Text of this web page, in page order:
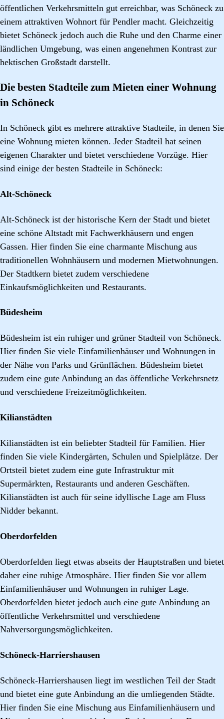
öffentlichen Verkehrsmitteln gut erreichbar, was Schöneck zu
einem attraktiven Wohnort für Pendler macht. Gleichzeitig
bietet Schöneck jedoch auch die Ruhe und den Charme einer
ländlichen Umgebung, was einen angenehmen Kontrast zur
hektischen Großstadt darstellt.
Die besten Stadteile zum Mieten einer Wohnung
in Schöneck
In Schöneck gibt es mehrere attraktive Stadteile, in denen Sie
eine Wohnung mieten können. Jeder Stadteil hat seinen
eigenen Charakter und bietet verschiedene Vorzüge. Hier
sind einige der besten Stadteile in Schöneck:
Alt-Schöneck
Alt-Schöneck ist der historische Kern der Stadt und bietet
eine schöne Altstadt mit Fachwerkhäusern und engen
Gassen. Hier finden Sie eine charmante Mischung aus
traditionellen Wohnhäusern und modernen Mietwohnungen.
Der Stadtkern bietet zudem verschiedene
Einkaufsmöglichkeiten und Restaurants.
Büdesheim
Büdesheim ist ein ruhiger und grüner Stadteil von Schöneck.
Hier finden Sie viele Einfamilienhäuser und Wohnungen in
der Nähe von Parks und Grünflächen. Büdesheim bietet
zudem eine gute Anbindung an das öffentliche Verkehrsnetz
und verschiedene Freizeitmöglichkeiten.
Kilianstädten
Kilianstädten ist ein beliebter Stadteil für Familien. Hier
finden Sie viele Kindergärten, Schulen und Spielplätze. Der
Ortsteil bietet zudem eine gute Infrastruktur mit
Supermärkten, Restaurants und anderen Geschäften.
Kilianstädten ist auch für seine idyllische Lage am Fluss
Nidder bekannt.
Oberdorfelden
Oberdorfelden liegt etwas abseits der Hauptstraßen und bietet
daher eine ruhige Atmosphäre. Hier finden Sie vor allem
Einfamilienhäuser und Wohnungen in ruhiger Lage.
Oberdorfelden bietet jedoch auch eine gute Anbindung an
öffentliche Verkehrsmittel und verschiedene
Nahversorgungsmöglichkeiten.
Schöneck-Harriershausen
Schöneck-Harriershausen liegt im westlichen Teil der Stadt
und bietet eine gute Anbindung an die umliegenden Städte.
Hier finden Sie eine Mischung aus Einfamilienhäusern und